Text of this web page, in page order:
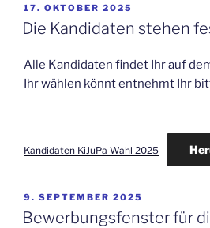
VERÖFFENTLICHT
AM
17. OKTOBER 2025
Die Kandidaten stehen
Alle Kandidaten findet Ihr auf
Ihr wählen könnt entnehmt Ihr
Kandidaten KiJuPa Wahl 2025
VERÖFFENTLICHT
AM
9. SEPTEMBER 2025
Bewerbungsfenster für